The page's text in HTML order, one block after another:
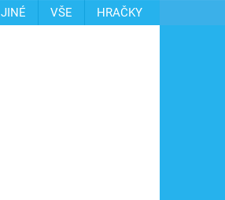
JINÉ VŠE
HRAČKY